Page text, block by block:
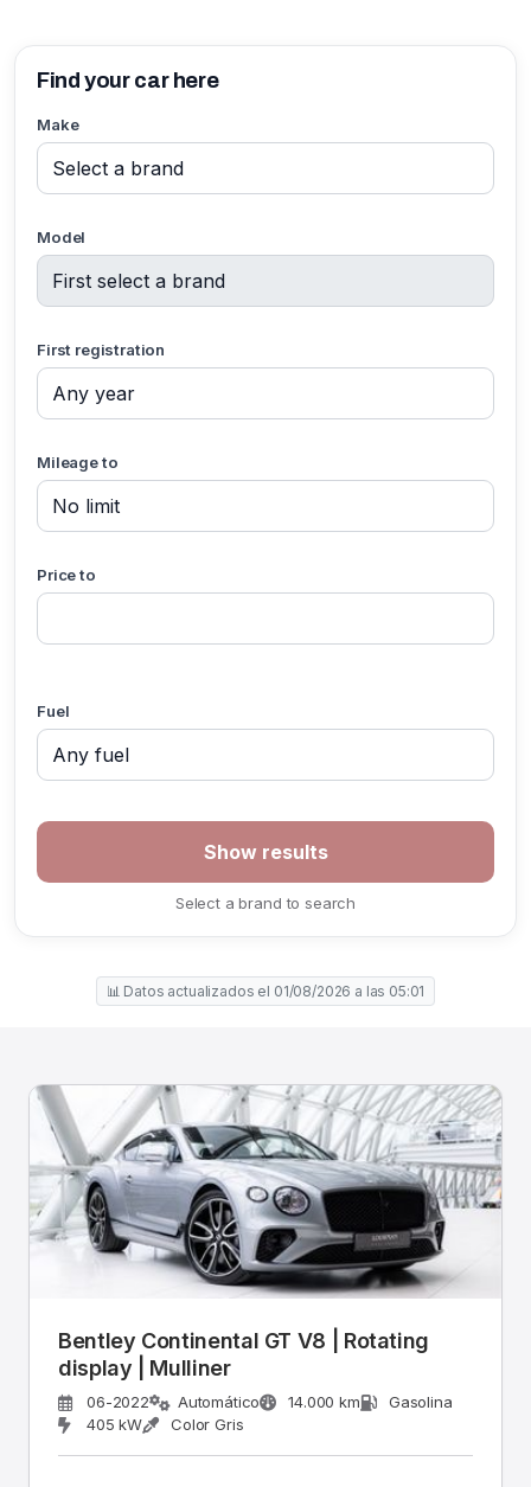
Find your car here
Make
Model
First registration
Mileage to
Price to
Fuel
Select a brand to search
📊 Datos actualizados el 01/08/2026 a las 05:01
Bentley Continental GT V8 | Rotating
display | Mulliner
06-2022 Automático 14.000 km
Gasolina
405 kW
Color Gris